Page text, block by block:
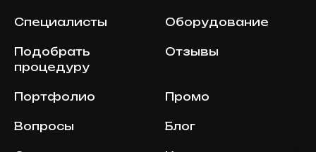
Специалисты Оборудование
Подобрать
процедуру
Отзывы
Портфолио Промо
Вопросы Блог